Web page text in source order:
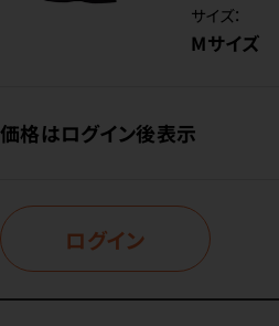
サイズ：
Mサイズ
価格はログイン後表示
ログイン